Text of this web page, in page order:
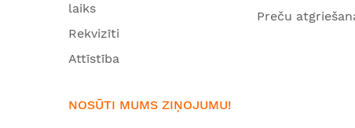
laiks
Rekvizīti
Attīstība
NOSŪTI MUMS ZIŅOJUMU!
Preču